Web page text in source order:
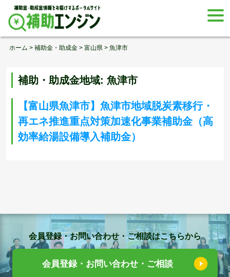
Skip
content
ホーム > 補助金・助成金 > 富山県 > 魚津市
補助・助成金地域: 魚津市
【富山県魚津市】魚津市地域脱炭素移行・
再エネ推進重点対策加速化事業補助金（高
効率給湯設備導入補助金）
会員登録・お問い合わせ・ご相談はこちらから
会員登録・お問い合わせ・ご相談